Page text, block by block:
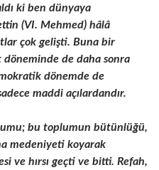
ki ben dünyaya
(VI. Mehmed) hâlâ
çok gelişti. Buna bir
de daha sonra
dönemde de
maddi açılardandır.
bu toplumun bütünlüğü,
medeniyeti koyarak
ve hırsı geçti ve bitti. Refah,